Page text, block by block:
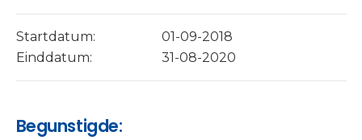
Startdatum:
01-09-2018
Einddatum:
31-08-2020
Begunstigde: